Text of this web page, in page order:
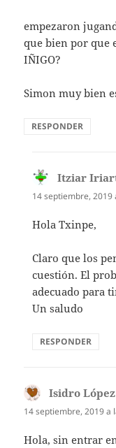
empezaron
que bien por que
IÑIGO?
Simon muy bien
RESPONDER
Itziar
14 septiembre, 2019
Hola Txinpe,
Claro que los
cuestión. El
adecuado para
Un saludo
RESPONDER
Isidro López
14 septiembre, 2019 a
Hola, sin entrar